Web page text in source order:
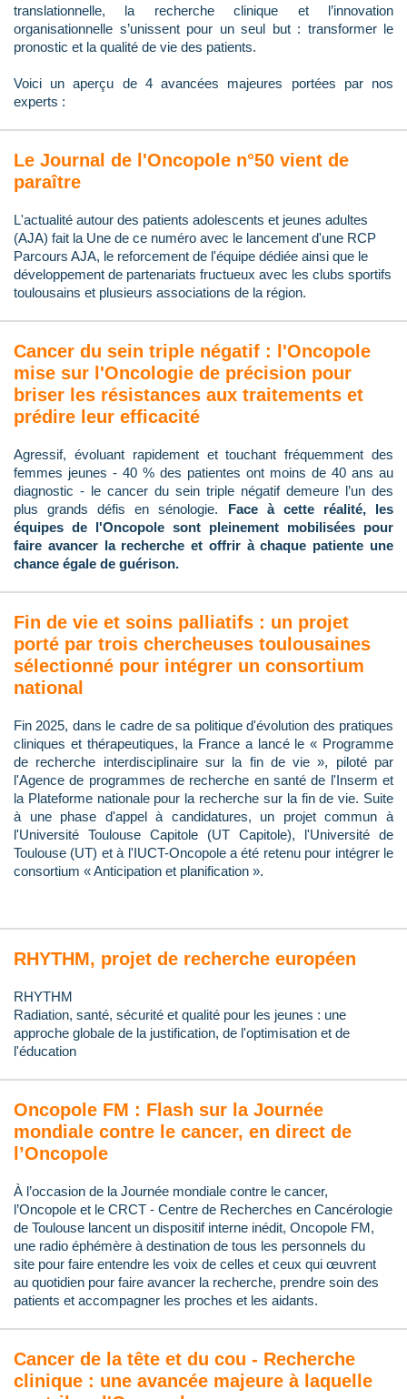
translationnelle, la recherche clinique et l’innovation
organisationnelle s’unissent pour un seul but : transformer le
pronostic et la qualité de vie des patients.
Voici un aperçu de 4 avancées majeures portées par nos
experts :
Le Journal de l'Oncopole n°50 vient de
paraître
L'actualité autour des patients adolescents et jeunes adultes
(AJA) fait la Une de ce numéro avec le lancement d'une RCP
Parcours AJA, le reforcement de l'équipe dédiée ainsi que le
développement de partenariats fructueux avec les clubs sportifs
toulousains et plusieurs associations de la région.
Cancer du sein triple négatif : l'Oncopole
mise sur l'Oncologie de précision pour
briser les résistances aux traitements et
prédire leur efficacité
Agressif, évoluant rapidement et touchant fréquemment des
femmes jeunes - 40 % des patientes ont moins de 40 ans au
diagnostic - le cancer du sein triple négatif demeure l’un des
plus grands défis en sénologie. Face à cette réalité, les
équipes de l'Oncopole sont pleinement mobilisées pour
faire avancer la recherche et offrir à chaque patiente une
chance égale de guérison.
Fin de vie et soins palliatifs : un projet
porté par trois chercheuses toulousaines
sélectionné pour intégrer un consortium
national
Fin 2025, dans le cadre de sa politique d'évolution des pratiques
cliniques et thérapeutiques, la France a lancé le « Programme
de recherche interdisciplinaire sur la fin de vie », piloté par
l'Agence de programmes de recherche en santé de l'Inserm et
la Plateforme nationale pour la recherche sur la fin de vie. Suite
à une phase d'appel à candidatures, un projet commun à
l'Université Toulouse Capitole (UT Capitole), l'Université de
Toulouse (UT) et à l'IUCT-Oncopole a été retenu pour intégrer le
consortium « Anticipation et planification ».
RHYTHM, projet de recherche européen
RHYTHM
Radiation, santé, sécurité et qualité pour les jeunes : une
approche globale de la justification, de l'optimisation et de
l'éducation
Oncopole FM : Flash sur la Journée
mondiale contre le cancer, en direct de
l’Oncopole
À l’occasion de la Journée mondiale contre le cancer,
l’Oncopole et le CRCT - Centre de Recherches en Cancérologie
de Toulouse lancent un dispositif interne inédit, Oncopole FM,
une radio éphémère à destination de tous les personnels du
site pour faire entendre les voix de celles et ceux qui œuvrent
au quotidien pour faire avancer la recherche, prendre soin des
patients et accompagner les proches et les aidants.
Cancer de la tête et du cou - Recherche
clinique : une avancée majeure à laquelle